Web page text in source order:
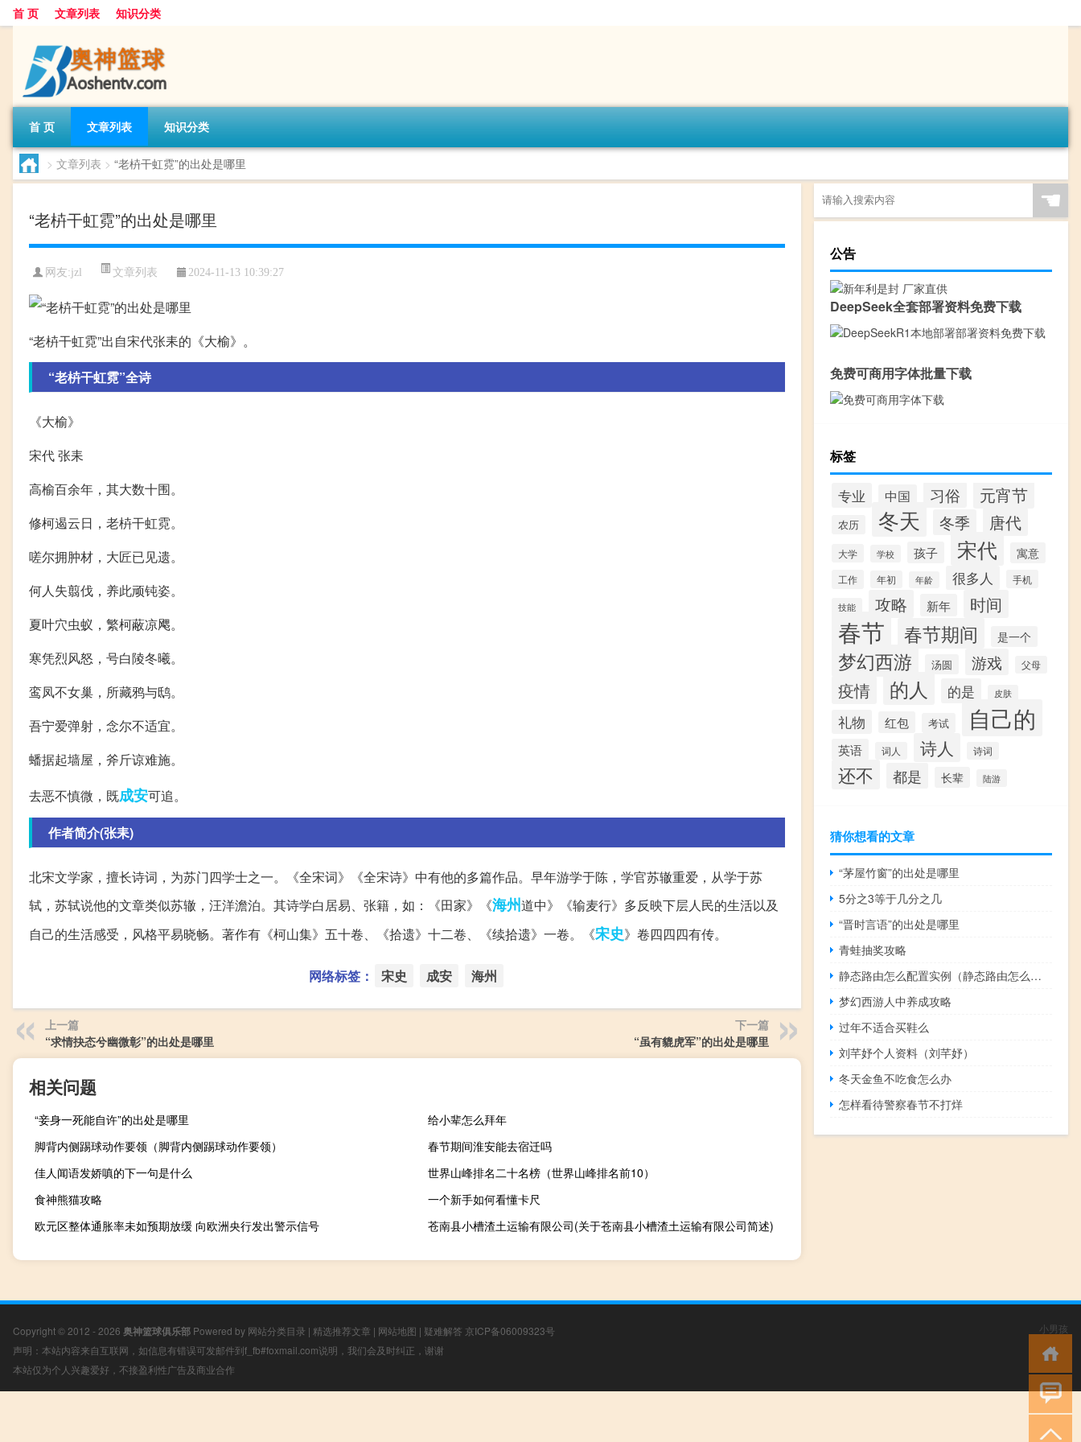
首 页 文章列表 知识分类
首 页 文章列表 知识分类
> 文章列表 > “老枿干虹霓”的出处是哪里
“老枿干虹霓”的出处是哪里
网友:jzl 文章列表 2024-11-13 10:39:27
“老枿干虹霓”出自宋代张耒的《大榆》。
“老枿干虹霓”全诗
《大榆》
宋代 张耒
高榆百余年，其大数十围。
修柯遏云日，老枿干虹霓。
嗟尔拥肿材，大匠已见遗。
何人失翦伐，养此顽钝姿。
夏叶穴虫蚁，繁柯蔽凉飔。
寒凭烈风怒，号白陵冬曦。
鸾凤不女巢，所藏鸦与鸱。
吾宁爱弹射，念尔不适宜。
蟠据起墙屋，斧斤谅难施。
去恶不慎微，既成安可追。
作者简介(张耒)
北宋文学家，擅长诗词，为苏门四学士之一。《全宋词》《全宋诗》中有他的多篇作品。早年游学于陈，学官苏辙重爱，从学于苏
轼，苏轼说他的文章类似苏辙，汪洋澹泊。其诗学白居易、张籍，如：《田家》《海州道中》《输麦行》多反映下层人民的生活以及
自己的生活感受，风格平易晓畅。著作有《柯山集》五十卷、《拾遗》十二卷、《续拾遗》一卷。《宋史》卷四四四有传。
网络标签： 宋史 成安 海州
上一篇
“求情抉态兮幽微彰”的出处是哪里
下一篇
“虽有貔虎军”的出处是哪里
相关问题
“妾身一死能自许”的出处是哪里
给小辈怎么拜年
脚背内侧踢球动作要领（脚背内侧踢球动作要领）
春节期间淮安能去宿迁吗
佳人闻语发娇嗔的下一句是什么
世界山峰排名二十名榜（世界山峰排名前10）
食神熊猫攻略
一个新手如何看懂卡尺
欧元区整体通胀率未如预期放缓 向欧洲央行发出警示信号
苍南县小槽渣土运输有限公司(关于苍南县小槽渣土运输有限公司简述)
☚
公告
DeepSeek全套部署资料免费下载
免费可商用字体批量下载
标签
专业 中国 习俗 元宵节
农历 冬天 冬季 唐代
大学 学校 孩子 宋代 寓意
工作 年初 年龄 很多人 手机
技能 攻略 新年 时间
春节 春节期间 是一个
梦幻西游 汤圆 游戏 父母
疫情 的人 的是 皮肤
礼物 红包 考试 自己的
英语 词人 诗人 诗词
还不 都是 长辈 陆游
猜你想看的文章
“茅屋竹窗”的出处是哪里
5分之3等于几分之几
“晋时言语”的出处是哪里
青蛙抽奖攻略
静态路由怎么配置实例（静态路由怎么配置）
梦幻西游人中养成攻略
过年不适合买鞋么
刘芊妤个人资料（刘芊妤）
冬天金鱼不吃食怎么办
怎样看待警察春节不打烊
Copyright © 2012 - 2026 奥神篮球俱乐部 Powered by 网站分类目录 | 精选推荐文章 | 网站地图 | 疑难解答 京ICP备06009323号
声明：本站内容来自互联网，如信息有错误可发邮件到f_fb#foxmail.com说明，我们会及时纠正，谢谢
本站仅为个人兴趣爱好，不接盈利性广告及商业合作
小男孩